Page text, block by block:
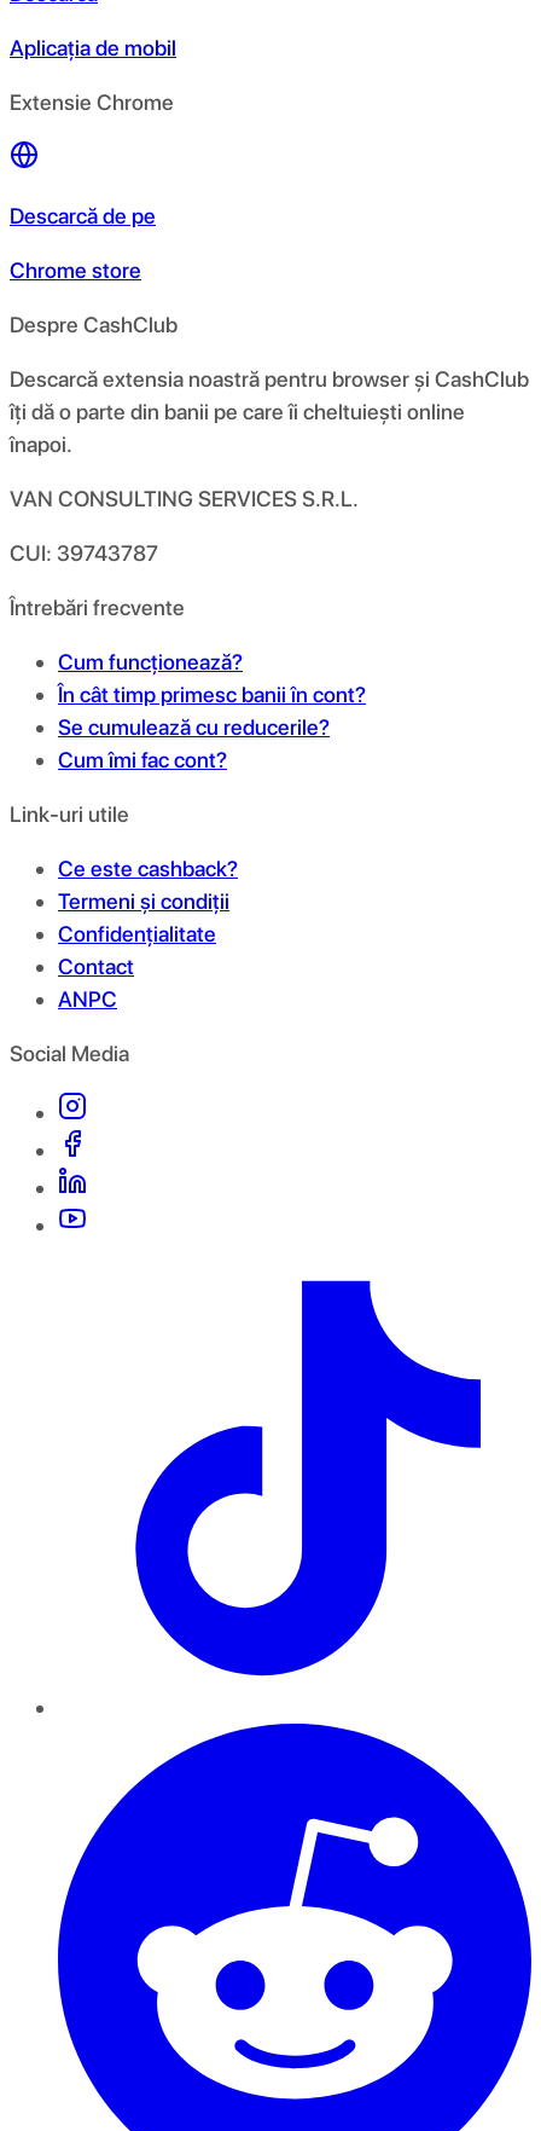
Aplicația de mobil
Extensie Chrome
Descarcă de pe
Chrome store
Despre CashClub
Descarcă extensia noastră pentru browser și CashClub
îți dă o parte din banii pe care îi cheltuiești online
înapoi.
VAN CONSULTING SERVICES S.R.L.
CUI: 39743787
Întrebări frecvente
Cum funcționează?
În cât timp primesc banii în cont?
Se cumulează cu reducerile?
Cum îmi fac cont?
Link-uri utile
Ce este cashback?
Termeni și condiții
Confidențialitate
Contact
ANPC
Social Media